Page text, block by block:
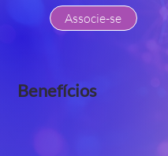
Associe-se
Benefícios